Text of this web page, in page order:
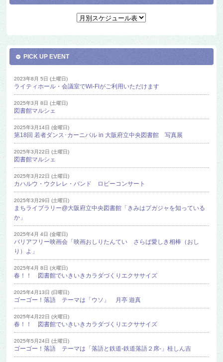
PICK UP EVENT
2023年8月 5日 (土曜日)
ライティホール・会議室でWi-Fiがご利用いただけます
2025年3月 8日 (土曜日)
図書館マルシェ
2025年3月14日 (金曜日)
第18回 若者ダンス･カーニバル in 大阪府立中央図書館 写真展
2025年3月22日 (土曜日)
図書館マルシェ
2025年3月22日 (土曜日)
カハルウ・ウクレレ・バンド ロビーコンサート
2025年3月29日 (土曜日)
まちライブラリー@大阪府立中央図書館「きみはプガジャを知っている
か」
2025年4月 4日 (金曜日)
バリアフリー映画会「映画おしりたんてい さらば愛しき相棒（おし
り）よ」
2025年4月 8日 (火曜日)
春！！ 図書館でいきいきカラダづくりエクササイズ
2025年4月13日 (日曜日)
ゴーゴー！落語 テーマは「ウソ」 月亭 遊真
2025年4月22日 (火曜日)
春！！ 図書館でいきいきカラダづくりエクササイズ
2025年5月24日 (土曜日)
ゴーゴー！落語 テーマは「落語と鉄道-鉄道落語２席-」桂しん吉